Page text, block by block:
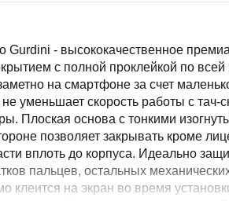
Gurdini - высококачественное
с полной проклейкой по всей
на смартфоне за счет
не уменьшает скорость работы с тач-
Плоская основа с тонкими
позволяет закрывать кроме
вплоть до корпуса. Идеально
пальцев, остальных
клеится на экран во время